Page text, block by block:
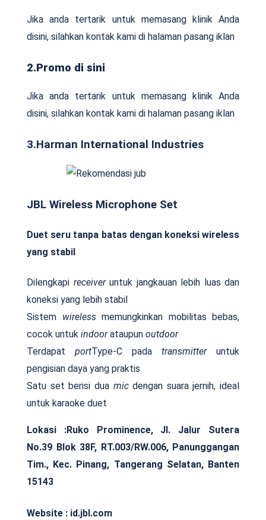
Jika anda tertarik untuk memasang klinik Anda
disini, silahkan kontak kami di halaman pasang iklan
2.Promo di sini
Jika anda tertarik untuk memasang klinik Anda
disini, silahkan kontak kami di halaman pasang iklan
3.Harman International Industries
JBL Wireless Microphone Set
Duet seru tanpa batas dengan koneksi wireless
yang stabil
Dilengkapi receiveruntuk jangkauan lebih luas dan
koneksi yang lebih stabil
Sistem wirelessmemungkinkan mobilitas bebas,
cocok untuk indoorataupun outdoor
Terdapat portType-C pada transmitteruntuk
pengisian daya yang praktis
Satu set berisi dua micdengan suara jernih, ideal
untuk karaoke duet
Lokasi :Ruko Prominence, Jl. Jalur Sutera
No.39 Blok 38F, RT.003/RW.006, Panunggangan
Tim., Kec. Pinang, Tangerang Selatan, Banten
15143
Website : id.jbl.com